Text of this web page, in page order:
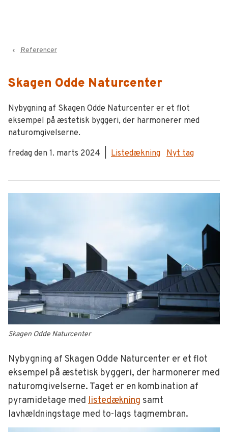
navigate_before Referencer
Skagen Odde Naturcenter
Nybygning af Skagen Odde Naturcenter er et flot
eksempel på æstetisk byggeri, der harmonerer med
naturomgivelserne.
fredag den 1. marts 2024
Listedækning Nyt tag
Skagen Odde Naturcenter
Nybygning af Skagen Odde Naturcenter er et flot
eksempel på æstetisk byggeri, der harmonerer med
naturomgivelserne. Taget er en kombination af
pyramidetage med listedækning samt
lavhældningstage med to-lags tagmembran.